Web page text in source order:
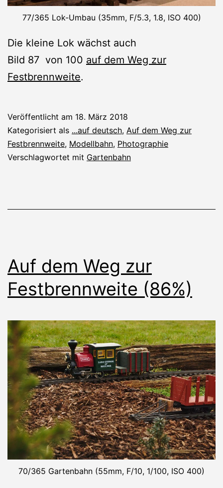
77/365 Lok-Umbau (35mm, F/5.3, 1.8, ISO 400)
Die kleine Lok wächst auch
Bild 87 von 100 auf dem Weg zur
Festbrennweite.
Veröffentlicht am 18. März 2018
Kategorisiert als ...auf deutsch, Auf dem Weg zur
Festbrennweite, Modellbahn, Photographie
Verschlagwortet mit Gartenbahn
Auf dem Weg zur
Festbrennweite (86%)
70/365 Gartenbahn (55mm, F/10, 1/100, ISO 400)